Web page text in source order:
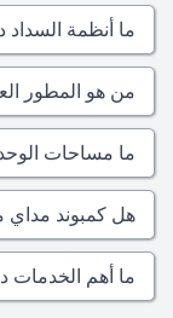
ما أنظمة
من هو المطور
ما مساحات
هل كمبوند مداي
ما أهم الخدمات